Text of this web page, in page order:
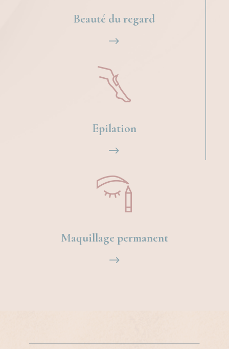
Beauté du regard
$
Epilation
$
Maquillage permanent
$